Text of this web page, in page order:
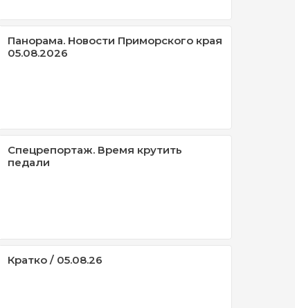
Панорама. Новости Приморского края
05.08.2026
Спецрепортаж. Время крутить
педали
Кратко / 05.08.26